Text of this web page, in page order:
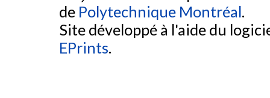
de Polytechnique Montréal.
Site développé à l'aide du
EPrints.